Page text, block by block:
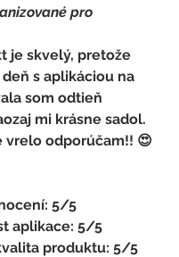
pro
je skvelý, pretože
s aplikáciou na
som odtieň
mi krásne sadol.
vrelo odporúčam!! 😍
5/5
aplikace: 5/5
produktu: 5/5